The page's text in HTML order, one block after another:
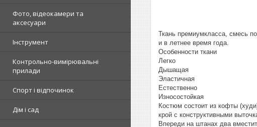
Фото, відеокамери та
аксесуари
Інструмент
Контрольно-вимірювальні
прилади
Спорт і відпочинок
Дім і сад
Ткань премиумкласса, смесь
и в летнее время года.
Особенности ткани
Легко
Дышащая
Эластичная
Естественно
Износостойкая
Костюм состоит из кофты
крой с конструктивными
Впереди на штанах два